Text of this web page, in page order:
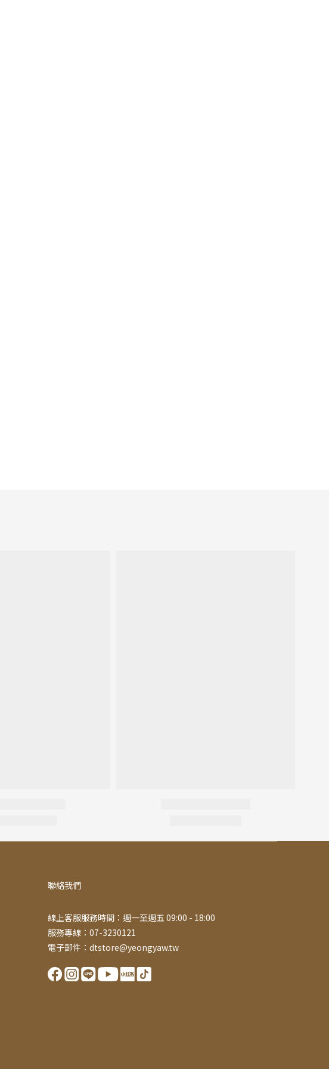
聯絡我們
線上客服服務時間：週一至週五 09:00 - 18:00
服務專線：07-3230121
電子郵件：dtstore@yeongyaw.tw